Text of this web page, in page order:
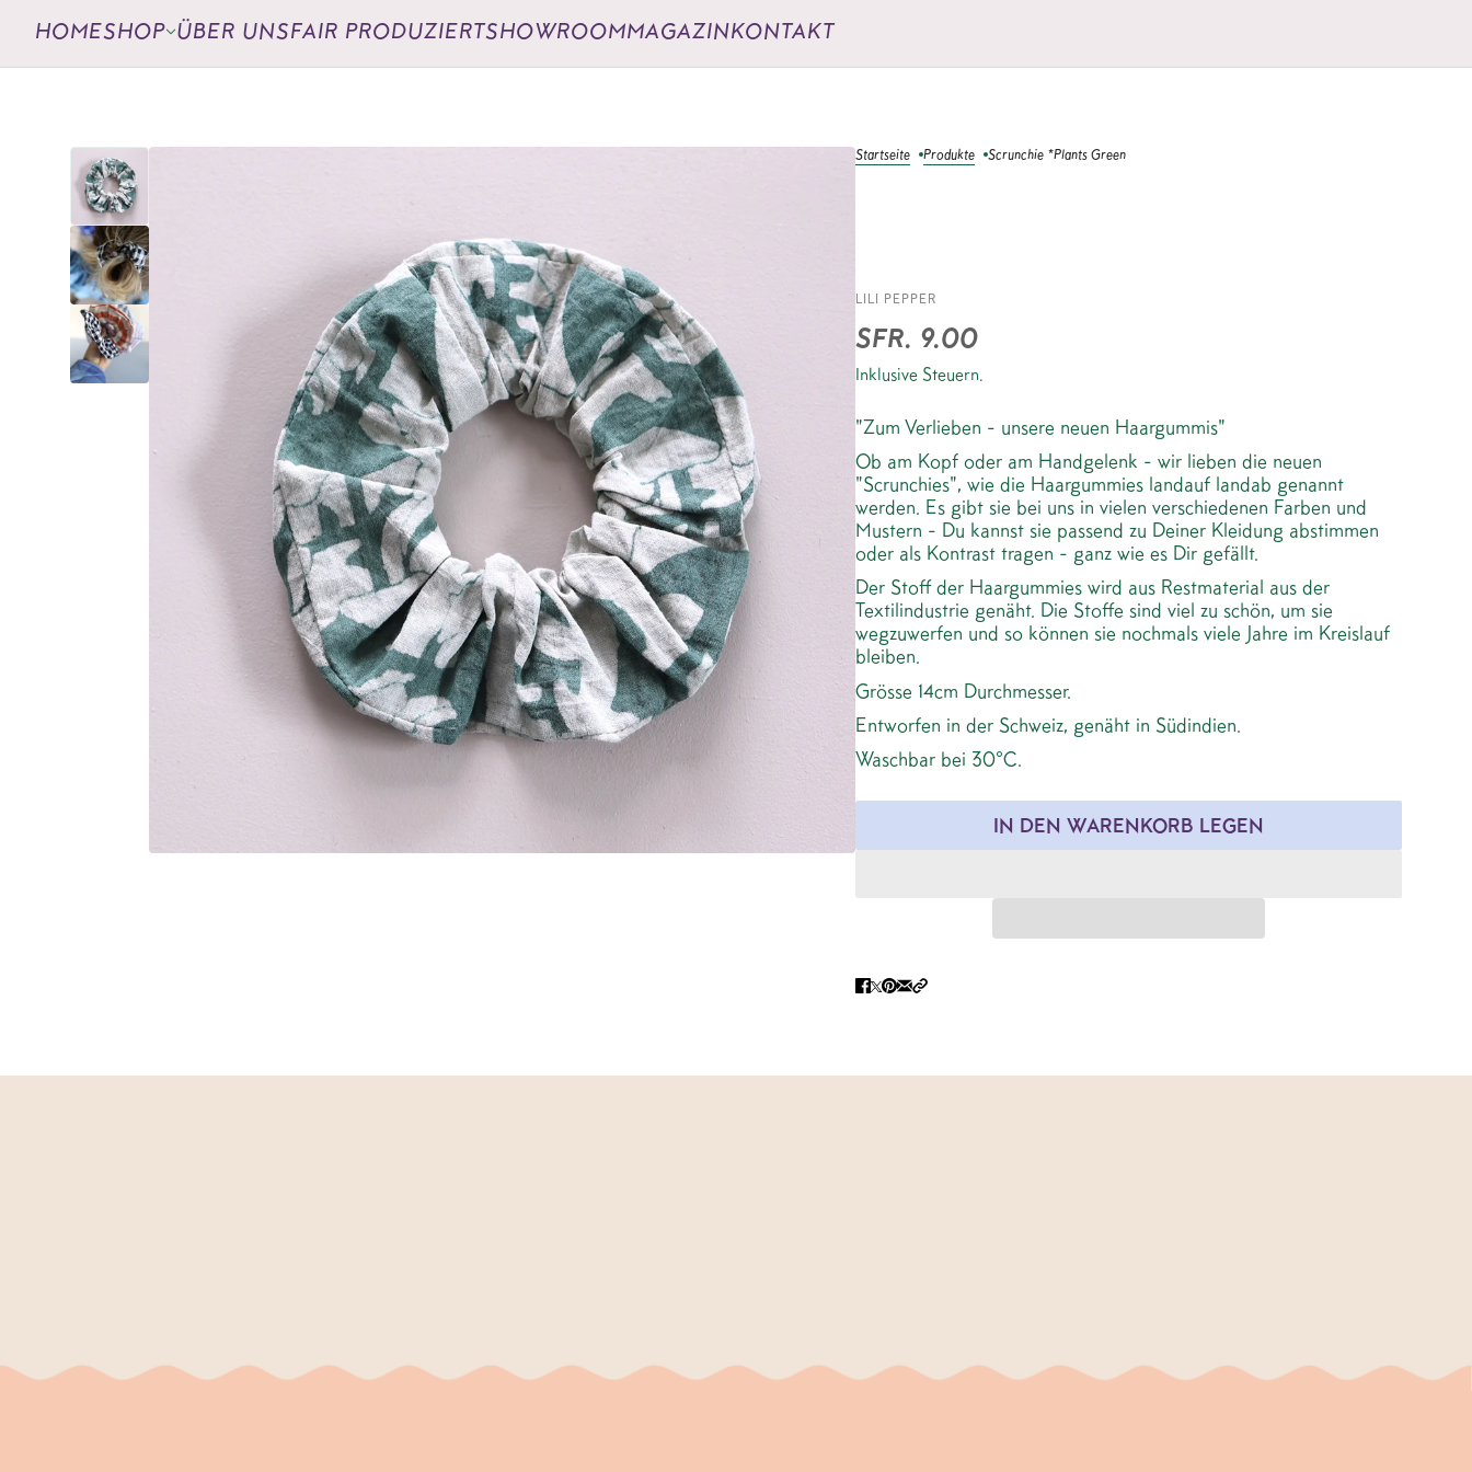
HOMESHOP ÜBER UNSFAIR PRODUZIERTSHOWROOMMAGAZINKONTAKT
Startseite Produkte Scrunchie *Plants Green
SCRUNCHIE *PLANTS
GREEN
LILI PEPPER
SFR. 9.00
Inklusive Steuern.
"Zum Verlieben - unsere neuen Haargummis"
Ob am Kopf oder am Handgelenk - wir lieben die neuen
"Scrunchies", wie die Haargummies landauf landab genannt
werden. Es gibt sie bei uns in vielen verschiedenen Farben und
Mustern - Du kannst sie passend zu Deiner Kleidung abstimmen
oder als Kontrast tragen - ganz wie es Dir gefällt.
Der Stoff der Haargummies wird aus Restmaterial aus der
Textilindustrie genäht. Die Stoffe sind viel zu schön, um sie
wegzuwerfen und so können sie nochmals viele Jahre im Kreislauf
bleiben.
Grösse 14cm Durchmesser.
Entworfen in der Schweiz, genäht in Südindien.
Waschbar bei 30°C.
IN DEN WARENKORB LEGEN